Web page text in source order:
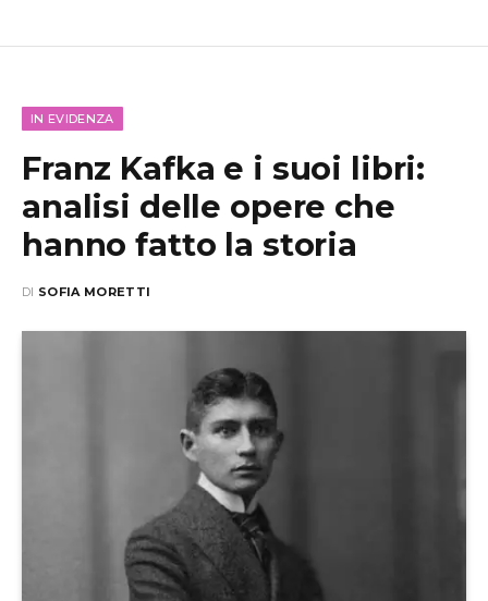
IN EVIDENZA
Franz Kafka e i suoi libri:
analisi delle opere che
hanno fatto la storia
DI SOFIA MORETTI